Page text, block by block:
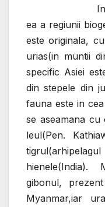
In Asia de
ea a regiunii
este originala,
urias(in muntii
specific Asiei
din stepele din
fauna este in
se aseamana cu
leul(Pen.
hienele(India).
gibonul,
Myanmar,iar